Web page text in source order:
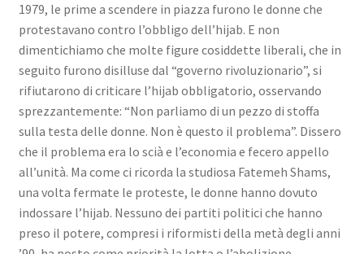
1979, le prime a scendere in piazza furono le donne che
protestavano contro l’obbligo dell’hijab. E non
dimentichiamo che molte figure cosiddette liberali, che in
seguito furono disilluse dal “governo rivoluzionario”, si
rifiutarono di criticare l’hijab obbligatorio, osservando
sprezzantemente: “Non parliamo di un pezzo di stoffa
sulla testa delle donne. Non è questo il problema”. Dissero
che il problema era lo scià e l’economia e fecero appello
all’unità. Ma come ci ricorda la studiosa Fatemeh Shams,
una volta fermate le proteste, le donne hanno dovuto
indossare l’hijab. Nessuno dei partiti politici che hanno
preso il potere, compresi i riformisti della metà degli anni